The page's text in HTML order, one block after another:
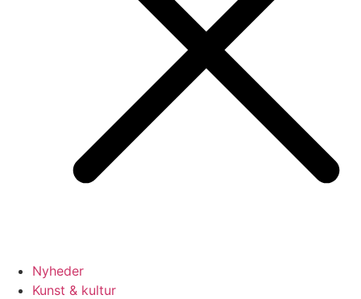
Nyheder
Kunst & kultur